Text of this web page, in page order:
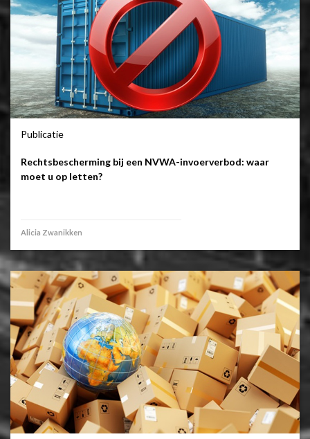
Publicatie
Rechtsbescherming bij een NVWA-invoerverbod: waar
moet u op letten?
Alicia Zwanikken